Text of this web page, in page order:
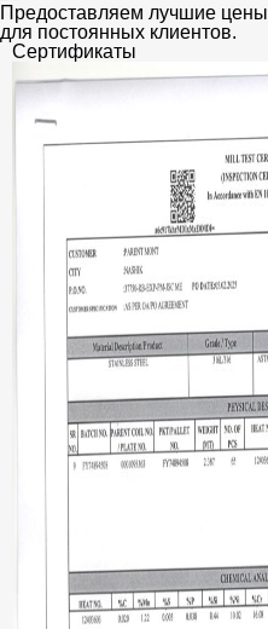
Предоставляем лучшие цены
для постоянных клиентов.
Сертификаты